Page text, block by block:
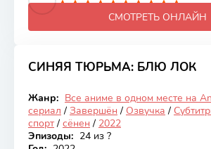
СМОТРЕТЬ ОНЛАЙН
СИНЯЯ ТЮРЬМА: БЛЮ ЛОК
Закончен
8.16
Жанр: Все аниме в одном месте на
сериал / Завершён / Озвучка /
спорт / сёнен / 2022
Эпизоды: 24 из ?